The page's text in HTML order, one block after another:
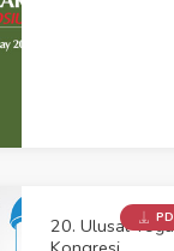
20. Ulusal